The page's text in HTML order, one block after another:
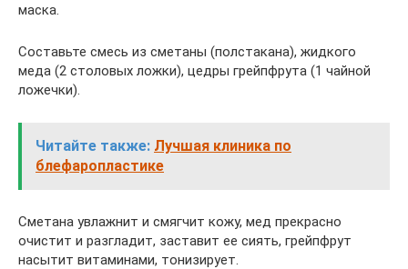
маска.
Составьте смесь из сметаны (полстакана), жидкого
меда (2 столовых ложки), цедры грейпфрута (1 чайной
ложечки).
Читайте также: Лучшая клиника по
блефаропластике
Сметана увлажнит и смягчит кожу, мед прекрасно
очистит и разгладит, заставит ее сиять, грейпфрут
насытит витаминами, тонизирует.